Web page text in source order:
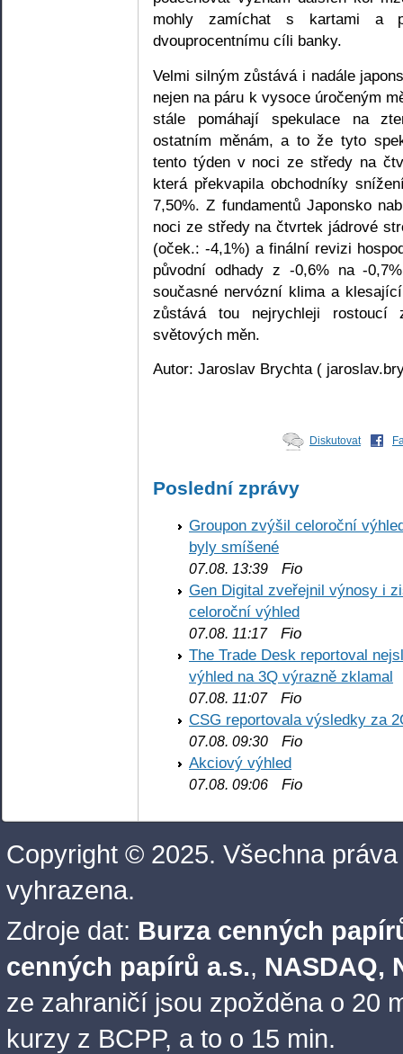
mohly zamíchat s kartami a
dvouprocentnímu cíli banky.
Velmi silným zůstává i nadále
nejen na páru k vysoce úročeným
stále pomáhají spekulace na
ostatním měnám, a to že tyto
tento týden v noci ze středy na
která překvapila obchodníky
7,50%. Z fundamentů Japonsko
noci ze středy na čtvrtek jádrové
(oček.: -4,1%) a finální revizi
původní odhady z -0,6% na -
současné nervózní klima a
zůstává tou nejrychleji rostoucí
světových měn.
Autor: Jaroslav Brychta (
Diskutovat
Poslední zprávy
Groupon zvýšil celoroční
byly smíšené
07.08. 13:39 Fio
Gen Digital zveřejnil výnosy i
celoroční výhled
07.08. 11:17Fio
The Trade Desk reportoval
výhled na 3Q výrazně zklamal
07.08. 11:07Fio
CSG reportovala výsledky za
07.08. 09:30 Fio
Akciový výhled
07.08. 09:06 Fio
Copyright © 2025. Všechna práva
vyhrazena.
Zdroje dat: Burza cenných
cenných papírů a.s., NASDAQ,
ze zahraničí jsou zpožděna o 20
kurzy z BCPP, a to o 15 min.